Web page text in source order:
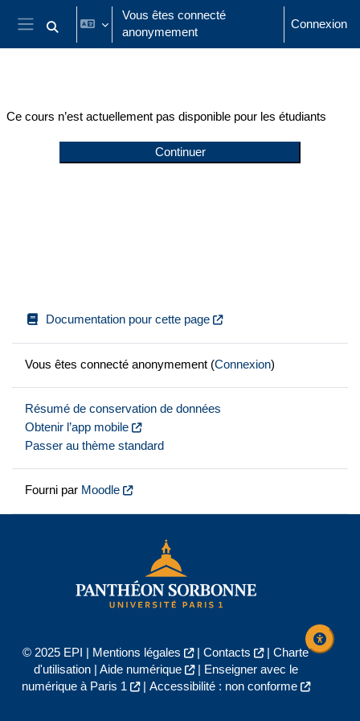
Passer au contenu principal
Panneau latéral
Activer/désactiver la saisie de recherche
Vous êtes connecté
anonymement
Connexion
Ce cours n’est actuellement pas disponible pour les étudiants
Continuer
Documentation pour cette page
Vous êtes connecté anonymement (Connexion)
Résumé de conservation de données
Obtenir l’app mobile
Passer au thème standard
Fourni par Moodle
© 2025 EPI | Mentions légales | Contacts | Charte
d'utilisation| Aide numérique |
Enseigner avec le
numérique à Paris 1
| Accessibilité : non conforme